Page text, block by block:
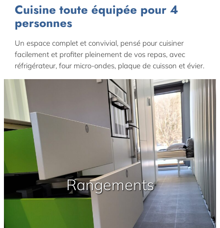
Cuisine toute équipée pour 4
personnes
Un espace complet et convivial, pensé pour cuisiner
facilement et profiter pleinement de vos repas, avec
réfrigérateur, four micro-ondes, plaque de cuisson et évier.
Rangements